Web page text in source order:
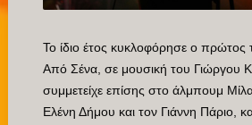
Το ίδιο έτος κυκλοφόρησε ο πρώτος
Από Σένα, σε μουσική του Γιώργου
συμμετείχε επίσης στο άλμπουμ
Ελένη Δήμου και τον Γιάννη Πάριο,